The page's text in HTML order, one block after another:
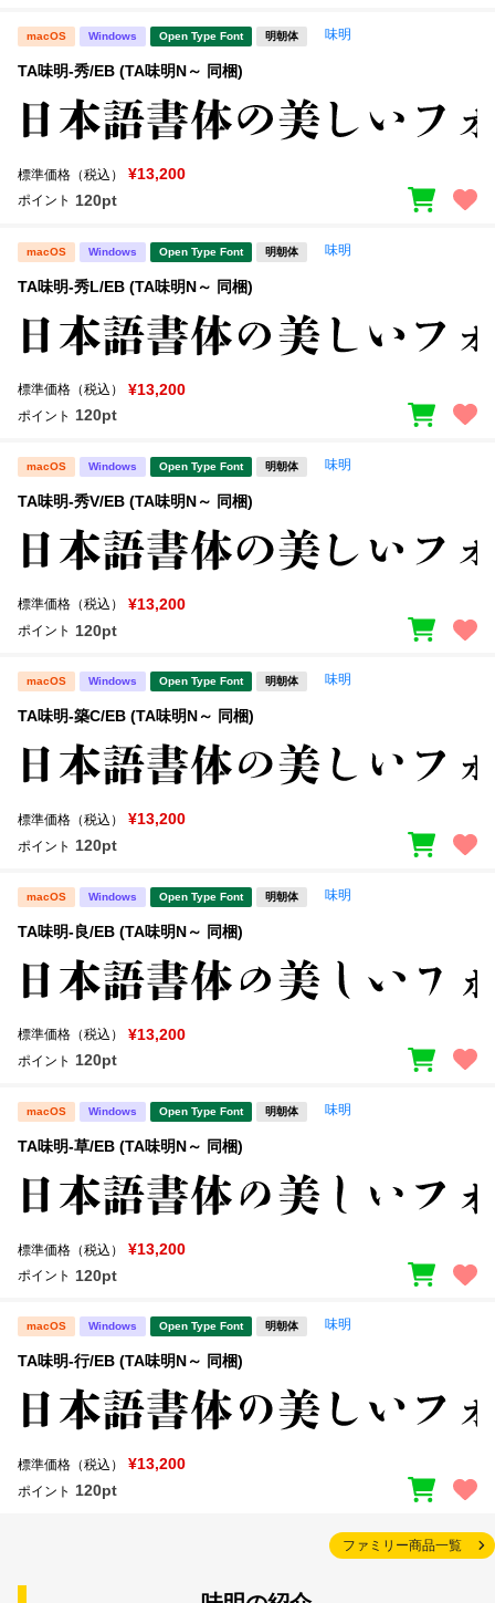
macOS Windows Open Type Font 明朝体 味明
TA味明-秀/EB (TA味明N～ 同梱)
標準価格（税込） ¥13,200
ポイント 120pt
macOS Windows Open Type Font 明朝体 味明
TA味明-秀L/EB (TA味明N～ 同梱)
標準価格（税込） ¥13,200
ポイント 120pt
macOS Windows Open Type Font 明朝体 味明
TA味明-秀V/EB (TA味明N～ 同梱)
標準価格（税込） ¥13,200
ポイント 120pt
macOS Windows Open Type Font 明朝体 味明
TA味明-築C/EB (TA味明N～ 同梱)
標準価格（税込） ¥13,200
ポイント 120pt
macOS Windows Open Type Font 明朝体 味明
TA味明-良/EB (TA味明N～ 同梱)
標準価格（税込） ¥13,200
ポイント 120pt
macOS Windows Open Type Font 明朝体 味明
TA味明-草/EB (TA味明N～ 同梱)
標準価格（税込） ¥13,200
ポイント 120pt
macOS Windows Open Type Font 明朝体 味明
TA味明-行/EB (TA味明N～ 同梱)
標準価格（税込） ¥13,200
ポイント 120pt
ファミリー商品一覧